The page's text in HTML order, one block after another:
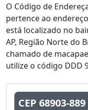
O Código de
pertence ao
está localizado no
AP, Região Norte do
chamado de
utilize o código DDD
CEP 68903-889